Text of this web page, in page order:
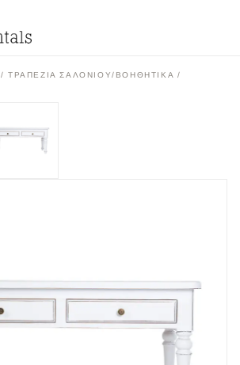
/ΤΡΑΠΕΖΙΑ ΣΑΛΟΝΙΟΥ/ΒΟΗΘΗΤΙΚΑ /